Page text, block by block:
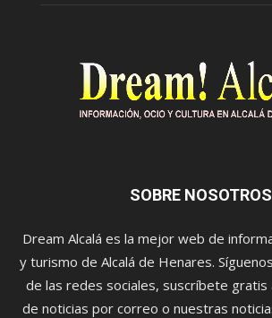
SOBRE NOSOTROS
Dream Alcalá es la mejor web de
y turismo de Alcalá de Henares.
de las redes sociales, suscríbete
de noticias por correo o nuestras